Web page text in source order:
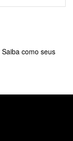
Saiba como seus